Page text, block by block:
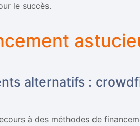
le succès.
alternatifs :
à des méthodes de